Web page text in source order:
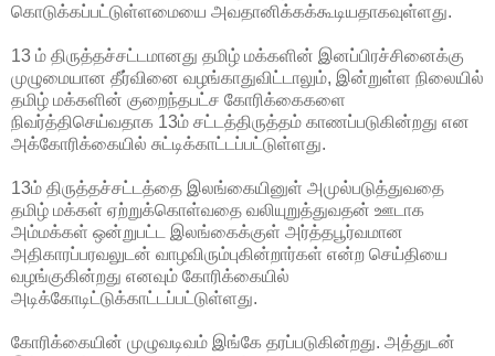
கொடுக்கப்பட்டுள்ளமையை அவதானிக்கக்கூடியதாகவுள்ளது.
13 ம் திருத்தச்சட்டமானது தமிழ் மக்களின் இனப்பிரச்சினைக்கு
முழுமையான தீர்வினை வழங்காதுவிட்டாலும், இன்றுள்ள நிலையில்
தமிழ் மக்களின் குறைந்தபட்ச கோரிக்கைகளை
நிவர்த்திசெய்வதாக 13ம் சட்டத்திருத்தம் காணப்படுகின்றது என
அக்கோரிக்கையில் சுட்டிக்காட்டப்பட்டுள்ளது.
13ம் திருத்தச்சட்டத்தை இலங்கையினுள் அமுல்படுத்துவதை
தமிழ் மக்கள் ஏற்றுக்கொள்வதை வலியுறுத்துவதன் ஊடாக
அம்மக்கள் ஒன்றுபட்ட இலங்கைக்குள் அர்த்தபூர்வமான
அதிகாரப்பரவலுடன் வாழவிரும்புகின்றார்கள் என்ற செய்தியை
வழங்குகின்றது எனவும் கோரிக்கையில்
அடிக்கோடிட்டுக்காட்டப்பட்டுள்ளது.
கோரிக்கையின் முழுவடிவம் இங்கே தரப்படுகின்றது. அத்துடன்